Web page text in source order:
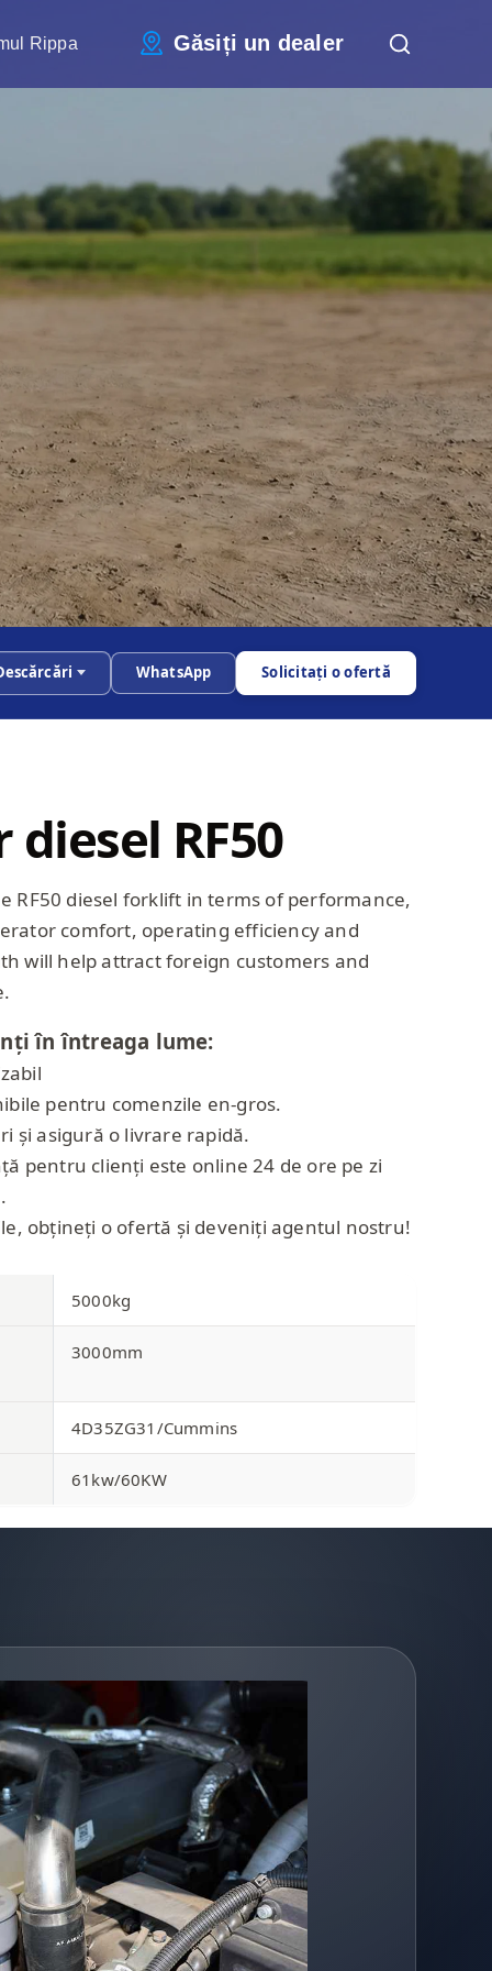
Rippa Găsiți un dealer
WhatsApp Solicitați o ofertă
RF50
RF50 diesel forklift in terms of performance,
comfort, operating efficiency and
will help attract foreign customers and
în întreaga lume:
pentru comenzile en-gros.
și asigură o livrare rapidă.
pentru clienți este online 24 de ore pe zi
obțineți o ofertă și deveniți agentul nostru!
5000kg
3000mm
4D35ZG31/Cummins
61kw/60KW